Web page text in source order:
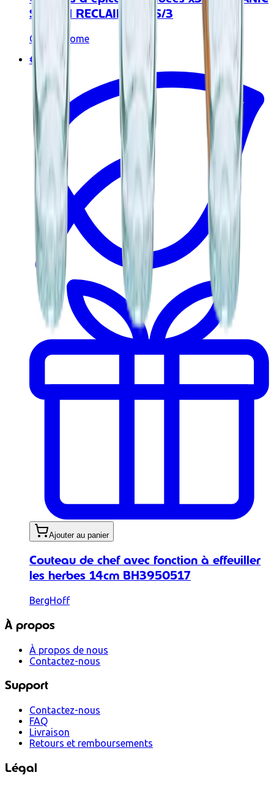
SPOON RECLAIMED - S/3
Originalhome
€13.90
Ajouter au panier
Couteau de chef avec fonction à effeuiller
les herbes 14cm BH3950517
BergHoff
À propos
À propos de nous
Contactez-nous
Support
Contactez-nous
FAQ
Livraison
Retours et remboursements
Légal